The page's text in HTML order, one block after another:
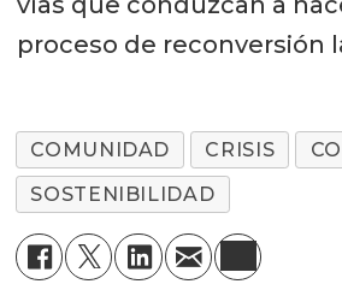
proceso de reconversión
COMUNIDAD CRISIS
SOSTENIBILIDAD